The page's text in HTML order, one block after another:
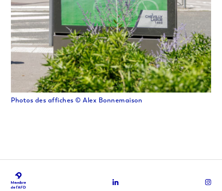
Photos des affiches © Alex Bonnemaison